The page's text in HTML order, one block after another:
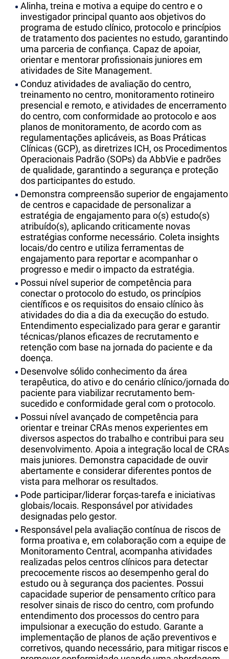
Alinha, treina e motiva a equipe do centro e o
investigador principal quanto aos objetivos do
programa de estudo clínico, protocolo e princípios
de tratamento dos pacientes no estudo, garantindo
uma parceria de confiança. Capaz de apoiar,
orientar e mentorar profissionais juniores em
atividades de Site Management.
Conduz atividades de avaliação do centro,
treinamento no centro, monitoramento rotineiro
presencial e remoto, e atividades de encerramento
do centro, com conformidade ao protocolo e aos
planos de monitoramento, de acordo com as
regulamentações aplicáveis, as Boas Práticas
Clínicas (GCP), as diretrizes ICH, os Procedimentos
Operacionais Padrão (SOPs) da AbbVie e padrões
de qualidade, garantindo a segurança e proteção
dos participantes do estudo.
Demonstra compreensão superior de engajamento
de centros e capacidade de personalizar a
estratégia de engajamento para o(s) estudo(s)
atribuído(s), aplicando criticamente novas
estratégias conforme necessário. Coleta insights
locais/do centro e utiliza ferramentas de
engajamento para reportar e acompanhar o
progresso e medir o impacto da estratégia.
Possui nível superior de competência para
conectar o protocolo do estudo, os princípios
científicos e os requisitos do ensaio clínico às
atividades do dia a dia da execução do estudo.
Entendimento especializado para gerar e garantir
técnicas/planos eficazes de recrutamento e
retenção com base na jornada do paciente e da
doença.
Desenvolve sólido conhecimento da área
terapêutica, do ativo e do cenário clínico/jornada do
paciente para viabilizar recrutamento bem-
sucedido e conformidade geral com o protocolo.
Possui nível avançado de competência para
orientar e treinar CRAs menos experientes em
diversos aspectos do trabalho e contribui para seu
desenvolvimento. Apoia a integração local de CRAs
mais juniores. Demonstra capacidade de ouvir
abertamente e considerar diferentes pontos de
vista para melhorar os resultados.
Pode participar/liderar forças-tarefa e iniciativas
globais/locais. Responsável por atividades
designadas pelo gestor.
Responsável pela avaliação contínua de riscos de
forma proativa e, em colaboração com a equipe de
Monitoramento Central, acompanha atividades
realizadas pelos centros clínicos para detectar
precocemente riscos ao desempenho geral do
estudo ou à segurança dos pacientes. Possui
capacidade superior de pensamento crítico para
resolver sinais de risco do centro, com profundo
entendimento dos processos do centro para
impulsionar a execução do estudo. Garante a
implementação de planos de ação preventivos e
corretivos, quando necessário, para mitigar riscos e